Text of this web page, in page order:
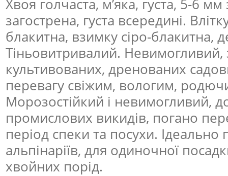
Хвоя голчаста, м’яка, густа, 5-6
загострена, густа всередині.
блакитна, взимку сіро-блакитна,
Тіньовитривалий. Невимогливий,
культивованих, дренованих
перевагу свіжим, вологим,
Морозостійкий і невимогливий,
промислових викидів, погано
період спеки та посухи. Ідеально
альпінаріїв, для одиночної
хвойних порід.